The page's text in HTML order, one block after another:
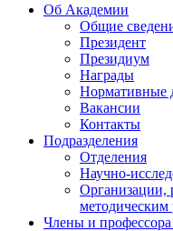
Об Академии
Общие
Президент
Президиум
Награды
Нормативные
Вакансии
Контакты
Подразделения
Отделения
Научно-
Организации,
методическим
Члены и